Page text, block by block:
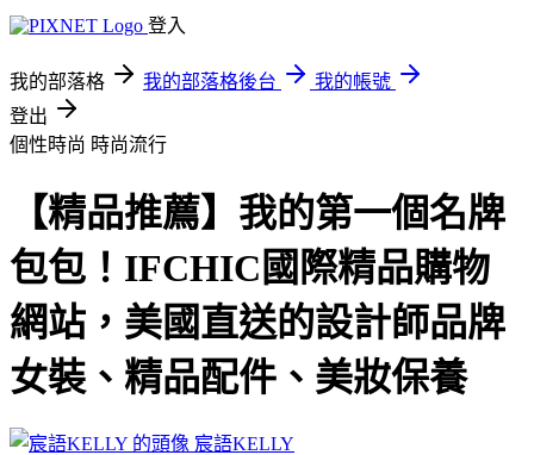
登入
我的部落格 我的部落格後台
我的帳號
登出
個性時尚 時尚流行
【精品推薦】我的第一個名牌
包包！IFCHIC國際精品購物
網站，美國直送的設計師品牌
女裝、精品配件、美妝保養
宸語KELLY